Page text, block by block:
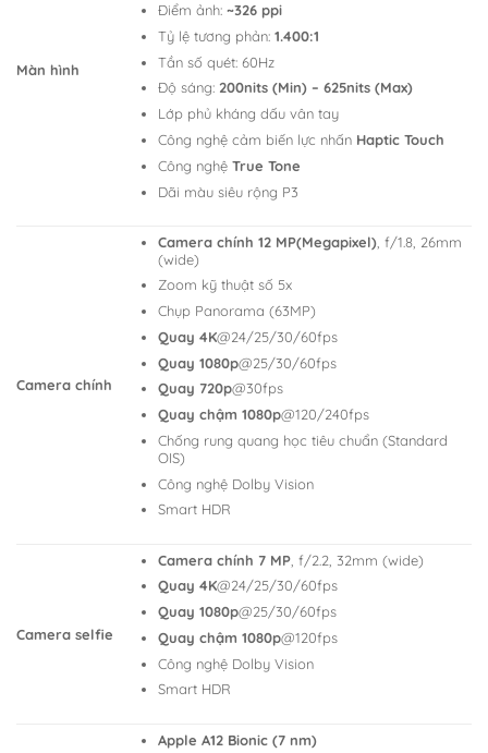
Màn hình
Điểm ảnh:~326 ppi
Tỷ lệ tương phản:1.400:1
Tần số quét: 60Hz
Độ sáng:200nits (Min) – 625nits (Max)
Lớp phủ kháng dấu vân tay
Công nghệ cảm biến lực nhấn Haptic Touch
Công nghệTrue Tone
Dãi màu siêu rộng P3
Camera chính
Camera chính 12 MP(Megapixel) , f/1.8, 26mm
(wide)
Zoom kỹ thuật số 5x
Chụp Panorama (63MP)
Quay 4K@24/25/30/60fps
Quay 1080p@25/30/60fps
Quay 720p@30fps
Quay chậm 1080p@120/240fps
Chống rung quang học tiêu chuẩn (Standard
OIS)
Công nghệ Dolby Vision
Smart HDR
Camera selfie
Camera chính 7 MP , f/2.2, 32mm (wide)
Quay 4K@24/25/30/60fps
Quay 1080p@25/30/60fps
Quay chậm 1080p@120fps
Công nghệ Dolby Vision
Smart HDR
Apple A12 Bionic (7 nm)